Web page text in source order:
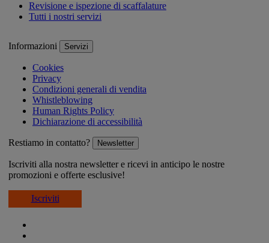
Revisione e ispezione di scaffalature
Tutti i nostri servizi
Informazioni Servizi
Cookies
Privacy
Condizioni generali di vendita
Whistleblowing
Human Rights Policy
Dichiarazione di accessibilità
Restiamo in contatto? Newsletter
Iscriviti alla nostra newsletter e ricevi in anticipo le nostre
promozioni e offerte esclusive!
Iscriviti